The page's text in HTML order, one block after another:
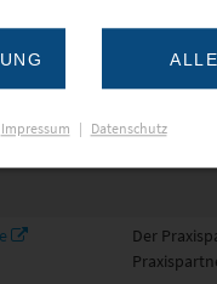
Der
Der
Der
Impressum | Datenschutz